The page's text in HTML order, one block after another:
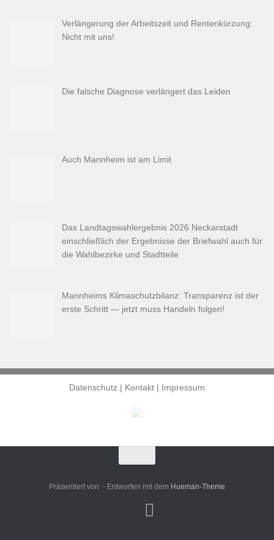
Verlängerung der Arbeitszeit und Rentenkürzung:
Nicht mit uns!
Die falsche Diagnose verlängert das Leiden
Auch Mannheim ist am Limit
Das Landtagswahlergebnis 2026 Neckarstadt
einschließlich der Ergebnisse der Briefwahl auch für
die Wahlbezirke und Stadtteile
Mannheims Klimaschutzbilanz: Transparenz ist der
erste Schritt — jetzt muss Handeln folgen!
Datenschutz | Kontakt | Impressum
Präsentiert von - Entworfen mit dem Hueman-Theme